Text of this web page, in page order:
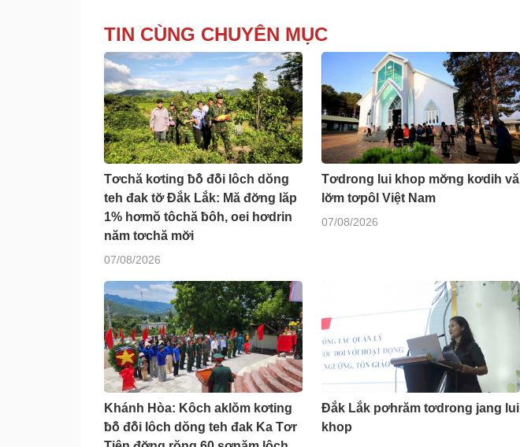
TIN CÙNG CHUYÊN MỤC
Tơchă kơting ƀô̆ đô̆i lôch dŏng
teh đak tơ̆ Đắk Lắk: Mă đơ̆ng lăp
1% hơmŏ tôchă ƀôh, oei hơdrin
năm tơchă mơ̆i
07/08/2026
Tơdrong lui khop mơ̆ng kơdih vă
lơ̆m tơpôl Việt Nam
07/08/2026
Khánh Hòa: Kôch aklŏm kơting
ƀô̆ đô̆i lôch dŏng teh đak Ka Tơr
Đắk Lắk pơhrăm tơdrong jang lui
khop